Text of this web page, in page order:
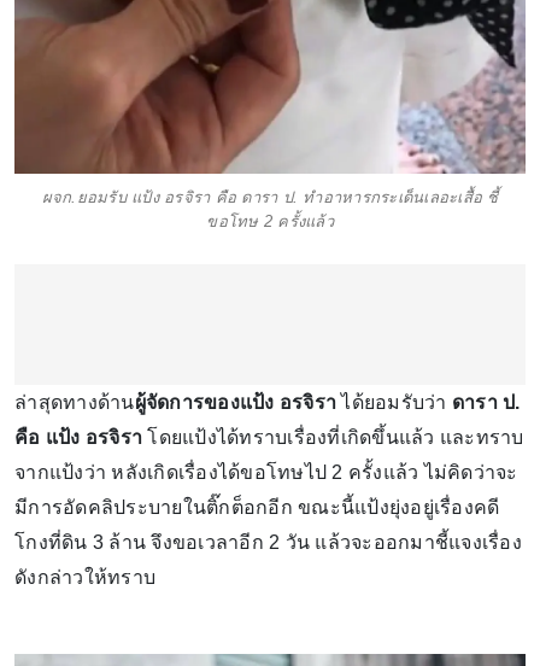
ผจก.ยอมรับ แป้ง อรจิรา คือ ดารา ป. ทำอาหารกระเด็นเลอะเสื้อ ชี้
ขอโทษ 2 ครั้งแล้ว
ล่าสุดทางด้านผู้จัดการของแป้ง อรจิราได้ยอมรับว่า ดารา ป.
คือ แป้ง อรจิราโดยแป้งได้ทราบเรื่องที่เกิดขึ้นแล้ว และทราบ
จากแป้งว่า หลังเกิดเรื่องได้ขอโทษไป 2 ครั้งแล้ว ไม่คิดว่าจะ
มีการอัดคลิประบายในติ๊กต็อกอีก ขณะนี้แป้งยุ่งอยู่เรื่องคดี
โกงที่ดิน 3 ล้าน จึงขอเวลาอีก 2 วัน แล้วจะออกมาชี้แจงเรื่อง
ดังกล่าวให้ทราบ